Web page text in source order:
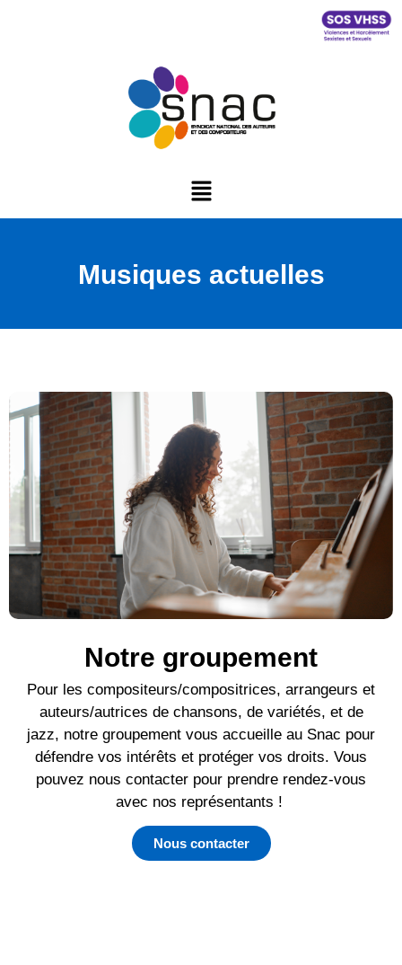
Musiques actuelles
Notre groupement
Pour les compositeurs/compositrices, arrangeurs et
auteurs/autrices de chansons, de variétés, et de
jazz, notre groupement vous accueille au Snac pour
défendre vos intérêts et protéger vos droits. Vous
pouvez nous contacter pour prendre rendez-vous
avec nos représentants !
Nous contacter